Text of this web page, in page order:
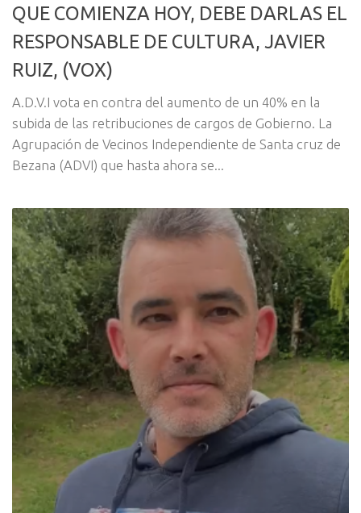
QUE COMIENZA HOY, DEBE DARLAS EL
RESPONSABLE DE CULTURA, JAVIER
RUIZ, (VOX)
A.D.V.I vota en contra del aumento de un 40% en la
subida de las retribuciones de cargos de Gobierno. La
Agrupación de Vecinos Independiente de Santa cruz de
Bezana (ADVI) que hasta ahora se...